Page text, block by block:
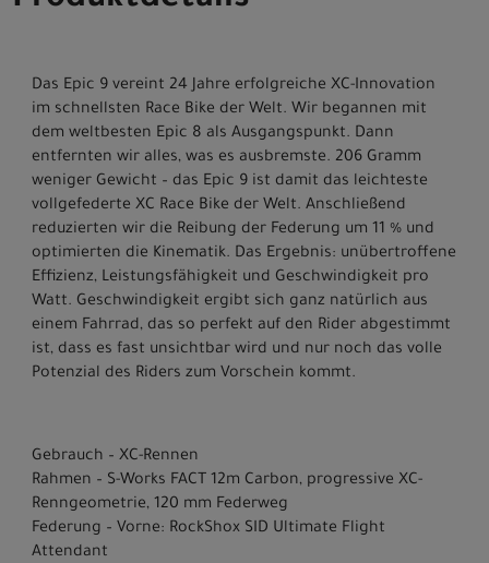
Das Epic 9 vereint 24 Jahre erfolgreiche XC-Innovation
im schnellsten Race Bike der Welt. Wir begannen mit
dem weltbesten Epic 8 als Ausgangspunkt. Dann
entfernten wir alles, was es ausbremste. 206 Gramm
weniger Gewicht – das Epic 9 ist damit das leichteste
vollgefederte XC Race Bike der Welt. Anschließend
reduzierten wir die Reibung der Federung um 11 % und
optimierten die Kinematik. Das Ergebnis: unübertroffene
Effizienz, Leistungsfähigkeit und Geschwindigkeit pro
Watt. Geschwindigkeit ergibt sich ganz natürlich aus
einem Fahrrad, das so perfekt auf den Rider abgestimmt
ist, dass es fast unsichtbar wird und nur noch das volle
Potenzial des Riders zum Vorschein kommt.
Gebrauch – XC-Rennen
Rahmen – S-Works FACT 12m Carbon, progressive XC-
Renngeometrie, 120 mm Federweg
Federung – Vorne: RockShox SID Ultimate Flight
Attendant